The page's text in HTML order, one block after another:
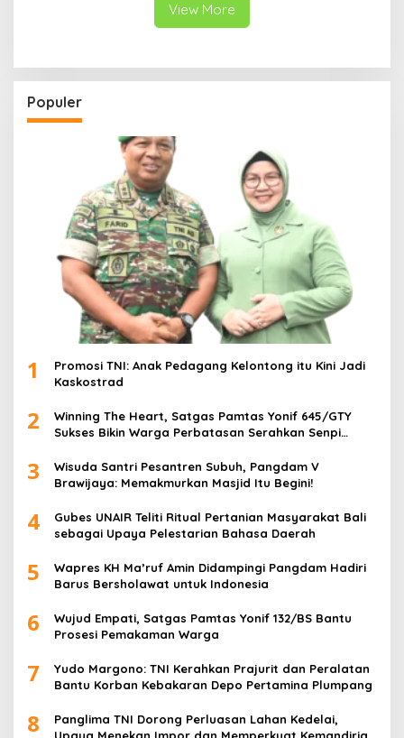
View More
Populer
1
Promosi TNI: Anak Pedagang Kelontong itu Kini Jadi
Kaskostrad
2
Winning The Heart, Satgas Pamtas Yonif 645/GTY
Sukses Bikin Warga Perbatasan Serahkan Senpi
3
Wisuda Santri Pesantren Subuh, Pangdam V
Brawijaya: Memakmurkan Masjid Itu Begini!
4
Gubes UNAIR Teliti Ritual Pertanian Masyarakat Bali
sebagai Upaya Pelestarian Bahasa Daerah
5
Wapres KH Ma’ruf Amin Didampingi Pangdam Hadiri
Barus Bersholawat untuk Indonesia
6
Wujud Empati, Satgas Pamtas Yonif 132/BS Bantu
Prosesi Pemakaman Warga
7
Yudo Margono: TNI Kerahkan Prajurit dan Peralatan
Bantu Korban Kebakaran Depo Pertamina Plumpang
8
Panglima TNI Dorong Perluasan Lahan Kedelai,